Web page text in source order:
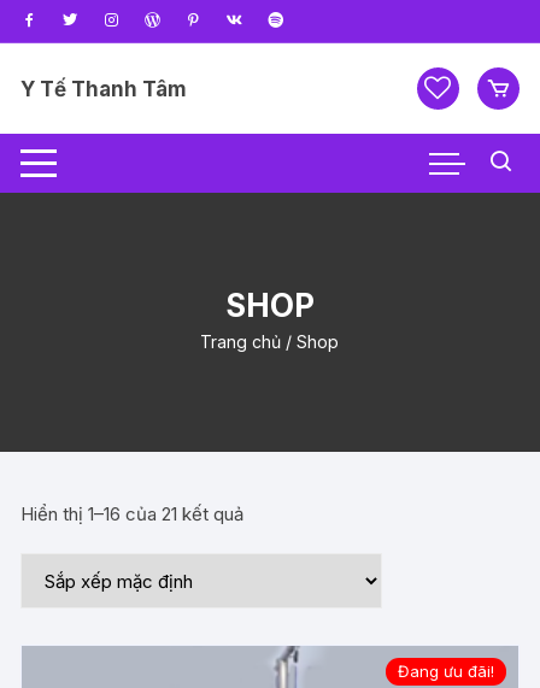
Chuyển
tới
dungY Tế Thanh Tâm
SHOP
Trang chủ / Shop
Hiển thị 1–16 của 21 kết quả
Đang ưu đãi!